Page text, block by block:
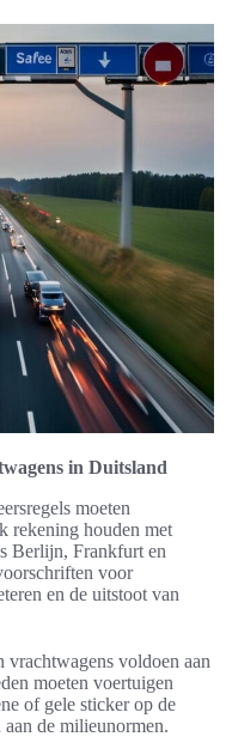
in Duitsland
moeten
rekening houden met
Berlijn, Frankfurt en
voor
en de uitstoot van
vrachtwagens voldoen aan
moeten voertuigen
of gele sticker op de
de milieunormen.